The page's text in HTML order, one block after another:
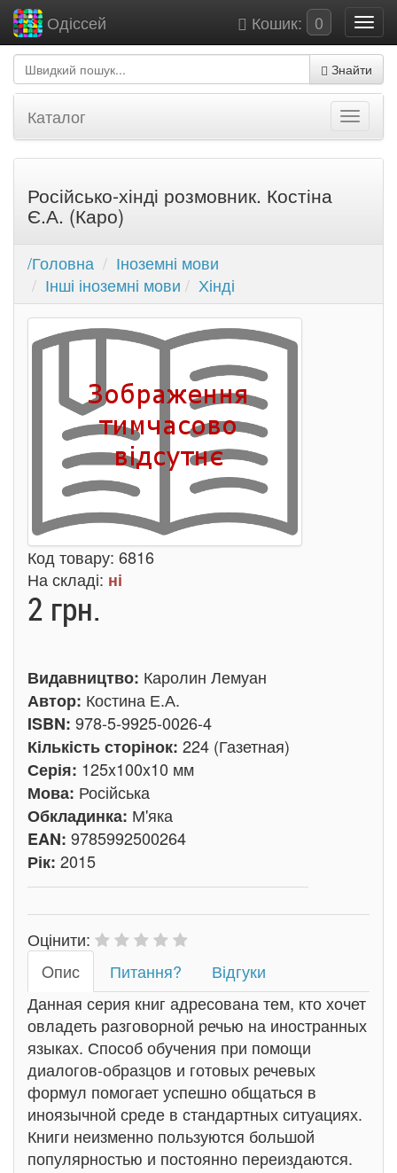
Кошик: 0
Одіссей
Знайти
Каталог
Російсько-хінді розмовник. Костіна
Є.А. (Каро)
/Головна
Іноземні мови
Інші іноземні мови
Хінді
Код товару: 6816
На складі: ні
2 грн.
Видавництво: Каролин Лемуан
Автор: Костина Е.А.
ISBN: 978-5-9925-0026-4
Кількість сторінок: 224 (Газетная)
Серія: 125x100x10 мм
Мова: Російська
Обкладинка: М'яка
EAN: 9785992500264
Рік: 2015
Оцінити:
Oпис
Питання?
Відгуки
Данная серия книг адресована тем, кто хочет
овладеть разговорной речью на иностранных
языках. Способ обучения при помощи
диалогов-образцов и готовых речевых
формул помогает успешно общаться в
иноязычной среде в стандартных ситуациях.
Книги неизменно пользуются большой
популярностью и постоянно переиздаются.